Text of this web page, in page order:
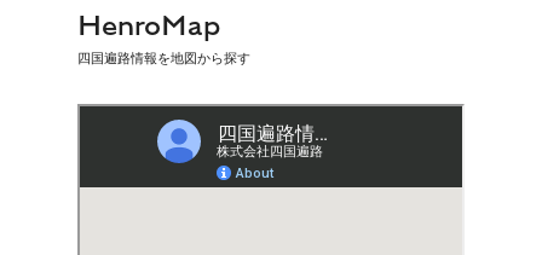
HenroMap
四国遍路情報を地図から探す